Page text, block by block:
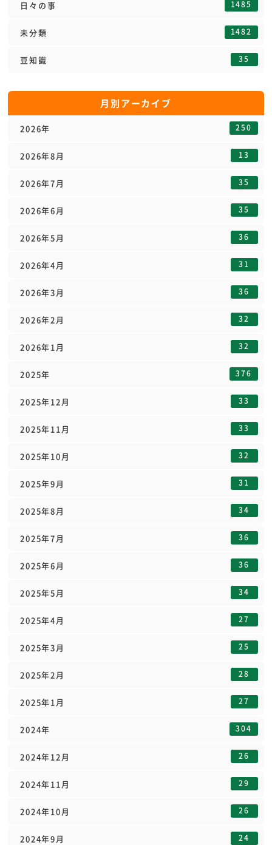
日々の事 1485
未分類 1482
豆知識 35
月別アーカイブ
2026年 250
2026年8月 13
2026年7月 35
2026年6月 35
2026年5月 36
2026年4月 31
2026年3月 36
2026年2月 32
2026年1月 32
2025年 376
2025年12月 33
2025年11月 33
2025年10月 32
2025年9月 31
2025年8月 34
2025年7月 36
2025年6月 36
2025年5月 34
2025年4月 27
2025年3月 25
2025年2月 28
2025年1月 27
2024年 304
2024年12月 26
2024年11月 29
2024年10月 26
2024年9月 24